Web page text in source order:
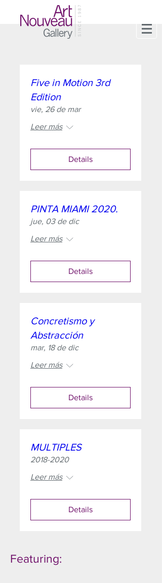
Five in Motion 3rd
Edition
vie, 26 de mar
Leer más
Details
PINTA MIAMI 2020.
jue, 03 de dic
Leer más
Details
Concretismo y
Abstracción
mar, 18 de dic
Leer más
Details
MULTIPLES
2018-2020
Leer más
Details
Featuring: